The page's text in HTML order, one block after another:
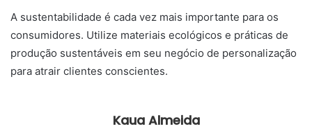
A sustentabilidade é cada vez mais importante para os
consumidores. Utilize materiais ecológicos e práticas de
produção sustentáveis em seu negócio de personalização
para atrair clientes conscientes.
Kaua Almeida